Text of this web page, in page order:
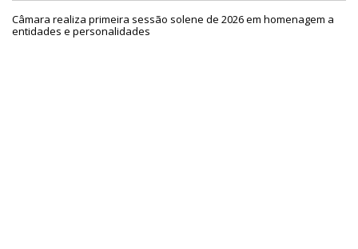
Câmara realiza primeira sessão solene de 2026 em homenagem a
entidades e personalidades